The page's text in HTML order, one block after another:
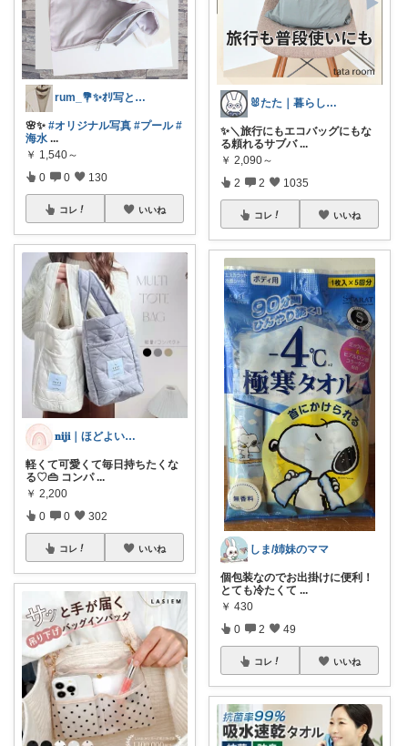
rum_💐✨️ｵﾘ写とお買物🪷✨️
🌸✨️ #オリジナル写真 #プール #
海水 ...
￥ 1,540～
0 0 130
コレ いいね
𝐧𝐢𝐣𝐢｜ほどよい華を、暮らしに
軽くて可愛くて毎日持ちたくな
る♡👜 コンパ ...
￥ 2,200
0 0 302
コレ いいね
🐰たた｜暮らしと子育て
✨＼旅行にもエコバッグにもな
る頼れるサブバ ...
￥ 2,090～
2 2 1035
コレ いいね
しま/姉妹のママ
個包装なのでお出掛けに便利！
とても冷たくて ...
￥ 430
0 2 49
コレ いいね